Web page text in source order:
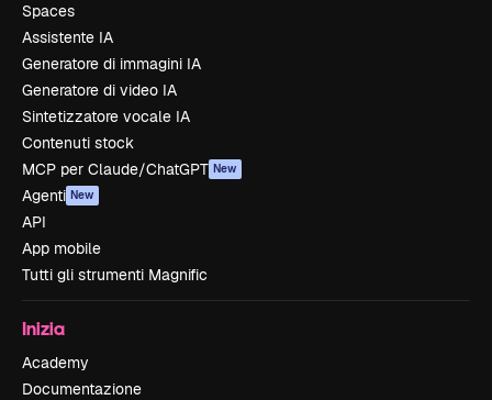
Spaces
Assistente IA
Generatore di immagini IA
Generatore di video IA
Sintetizzatore vocale IA
Contenuti stock
MCP per Claude/ChatGPT New
Agenti New
API
App mobile
Tutti gli strumenti Magnific
Inizia
Academy
Documentazione